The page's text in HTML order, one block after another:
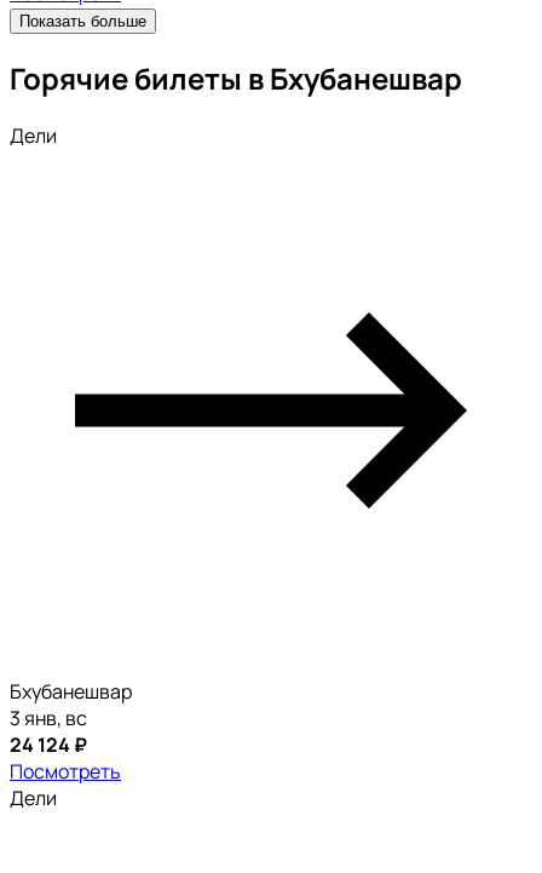
Показать больше
Горячие билеты в Бхубанешвар
Дели
Бхубанешвар
3 янв, вс
24 124 ₽
Посмотреть
Дели